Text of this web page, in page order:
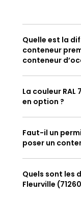
Quelle est la
conteneur
conteneur
La couleur
en option ?
Faut-il un
poser un
Quels sont les
Fleurville